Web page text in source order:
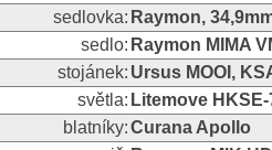
sedlovka: Raymon,
sedlo: Raymon MIMA
stojánek: Ursus MOOI,
světla: Litemove
blatníky:Curana Apollo